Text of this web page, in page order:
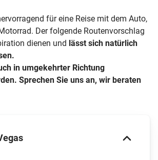
für eine Reise mit dem Auto,
Der folgende Routenvorschlag
dienen und lässt sich natürlich
in umgekehrter Richtung
Sprechen Sie uns an, wir beraten